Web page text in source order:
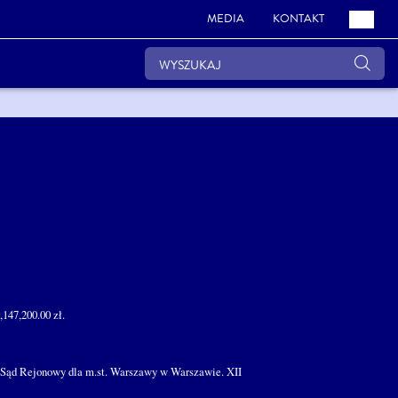
MEDIA KONTAKT
zł.
Rejonowy dla m.st. Warszawy w Warszawie. XII